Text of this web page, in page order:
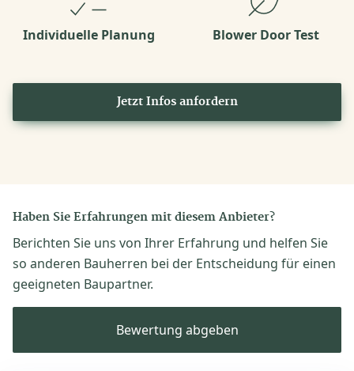
Individuelle Planung Blower Door Test
Jetzt Infos anfordern
Haben Sie Erfahrungen mit diesem Anbieter?
Berichten Sie uns von Ihrer Erfahrung und helfen Sie
so anderen Bauherren bei der Entscheidung für einen
geeigneten Baupartner.
Bewertung abgeben